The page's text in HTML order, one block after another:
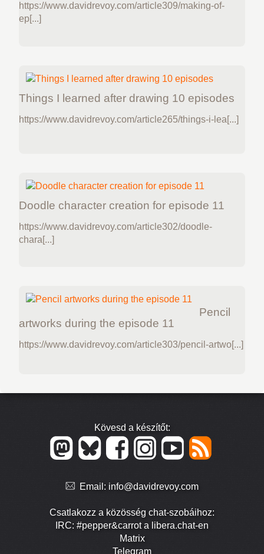
https://www.davidrevoy.com/article309/making-of-
ep[...]
Things I learned after drawing 10 episodes
https://www.davidrevoy.com/article265/things-i-lea[...]
Doodle character creation for episode 11
https://www.davidrevoy.com/article302/doodle-
chara[...]
Pencil
artworks during the episode 11
https://www.davidrevoy.com/article303/pencil-artwo[...]
Kövesd a készítőt:
Email: info@davidrevoy.com
Csatlakozz a közösség chat-szobáihoz:
IRC: #pepper&carrot a libera.chat-en
Matrix
Telegram